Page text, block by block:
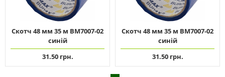
Скотч 48 мм 35 м ВМ7007-02
синій
31.50 грн.
Скотч 48 мм 35 м ВМ7007-02
синій
31.50 грн.